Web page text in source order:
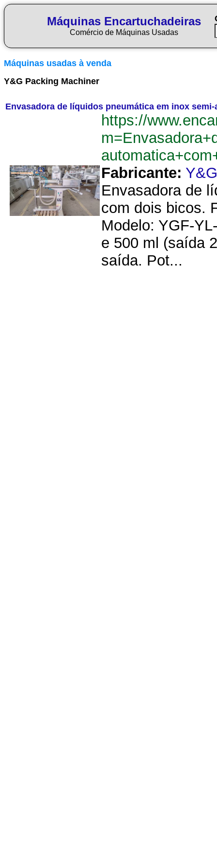
Máquinas Encartuchadeiras
Comércio de Máquinas Usadas
Máquinas usadas à venda
Y&G Packing Machiner
Envasadora de líquidos pneumática em inox
https://
Fabricante:
Envasadora de
com dois bicos.
Modelo: YGF-
e 500 ml (saída
saída. Pot...